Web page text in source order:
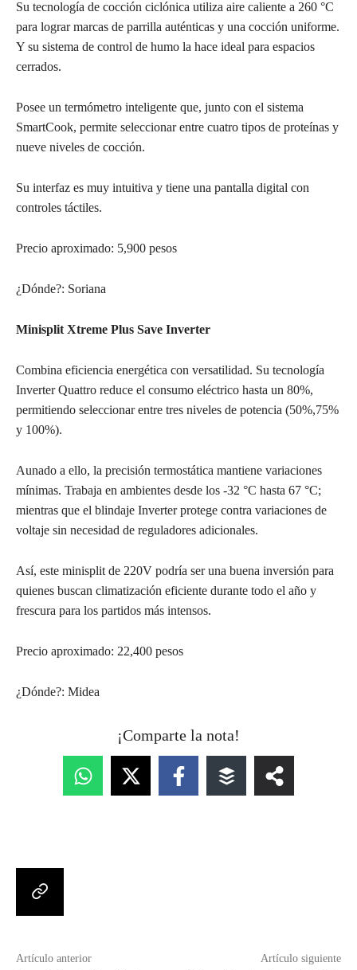
Su tecnología de cocción ciclónica utiliza aire caliente a 260 °C
para lograr marcas de parrilla auténticas y una cocción uniforme.
Y su sistema de control de humo la hace ideal para espacios
cerrados.
Posee un termómetro inteligente que, junto con el sistema
SmartCook, permite seleccionar entre cuatro tipos de proteínas y
nueve niveles de cocción.
Su interfaz es muy intuitiva y tiene una pantalla digital con
controles táctiles.
Precio aproximado: 5,900 pesos
¿Dónde?: Soriana
Minisplit Xtreme Plus Save Inverter
Combina eficiencia energética con versatilidad. Su tecnología
Inverter Quattro reduce el consumo eléctrico hasta un 80%,
permitiendo seleccionar entre tres niveles de potencia (50%,75%
y 100%).
Aunado a ello, la precisión termostática mantiene variaciones
mínimas. Trabaja en ambientes desde los -32 °C hasta 67 °C;
mientras que el blindaje Inverter protege contra variaciones de
voltaje sin necesidad de reguladores adicionales.
Así, este minisplit de 220V podría ser una buena inversión para
quienes buscan climatización eficiente durante todo el año y
frescura para los partidos más intensos.
Precio aproximado: 22,400 pesos
¿Dónde?: Midea
¡Comparte la nota!
Artículo anterior Artículo siguiente